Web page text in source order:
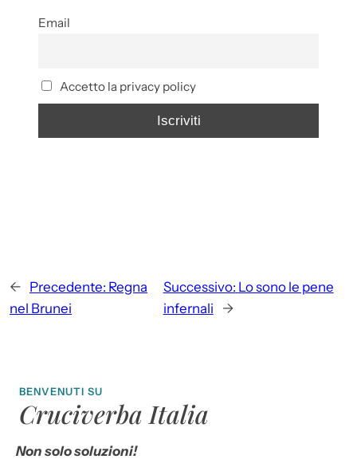
Email
Accetto la privacy policy
← Precedente: Regna
nel Brunei
Successivo: Lo sono le pene
infernali
→
BENVENUTI SU
Cruciverba Italia
Non solo soluzioni!